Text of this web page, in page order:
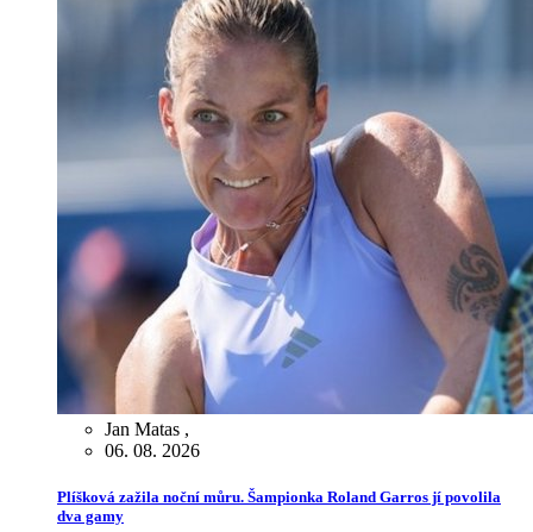
Jan Matas ,
06. 08. 2026
Plíšková zažila noční můru. Šampionka Roland Garros jí povolila
dva gamy